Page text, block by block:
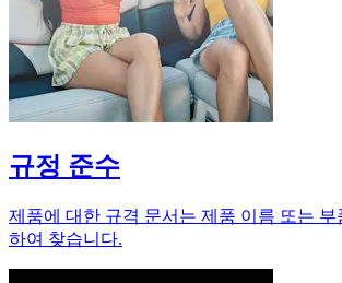
규정 준수
제품에 대한 규격 문서는 제품 이름 또는 부
하여 찾습니다.